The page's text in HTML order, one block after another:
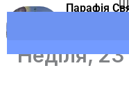
Skip
to
Парафія
Неділя,